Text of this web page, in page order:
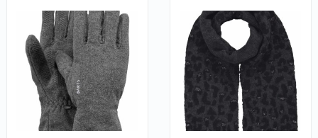
QUICK LOOK
VIEW DETAILS
KOPEN
QUICK LOOK
VIEW DETAILS
KOPEN